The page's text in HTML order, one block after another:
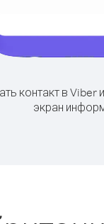
контакт в Viber
экран